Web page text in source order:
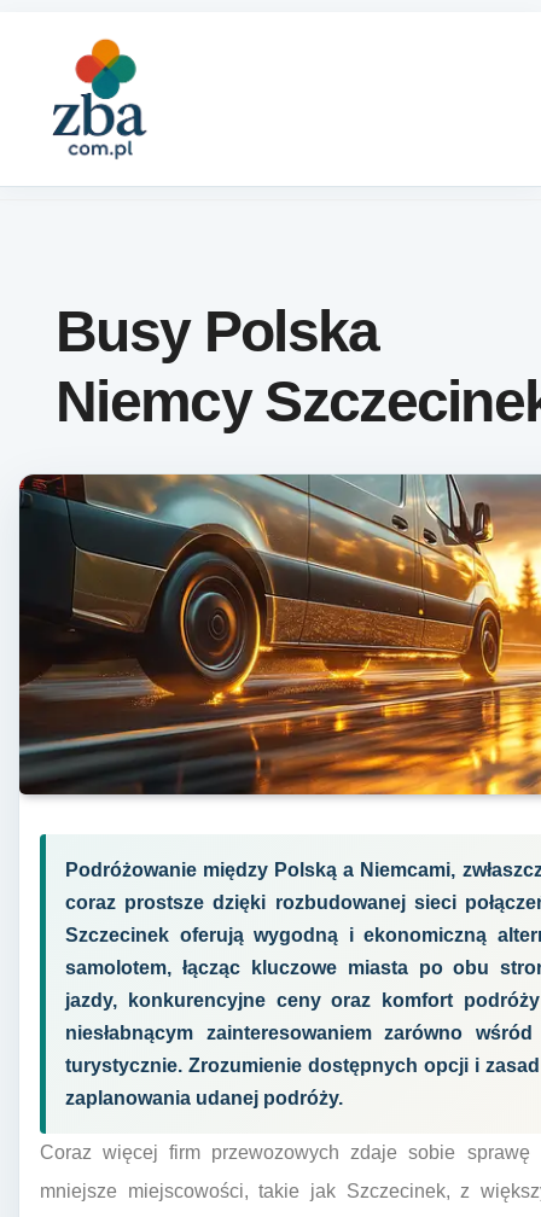
Busy Polska
Niemcy
Podróżowanie między Polską a Niemcami,
coraz prostsze dzięki rozbudowanej sieci
Szczecinek oferują wygodną i ekonomiczną
samolotem, łącząc kluczowe miasta po obu
jazdy, konkurencyjne ceny oraz komfort
niesłabnącym zainteresowaniem zarówno
turystycznie. Zrozumienie dostępnych opcji i
zaplanowania udanej podróży.
Coraz więcej firm przewozowych zdaje sobie sprawę
mniejsze miejscowości, takie jak Szczecinek, z